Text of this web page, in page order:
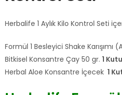
Herbalife 1 Aylık Kilo Kontrol Seti
Formül 1 Besleyici Shake Karışımı
Bitkisel Konsantre Çay 50 gr. 1 Kutu
Herbal Aloe Konsantre İçecek 1